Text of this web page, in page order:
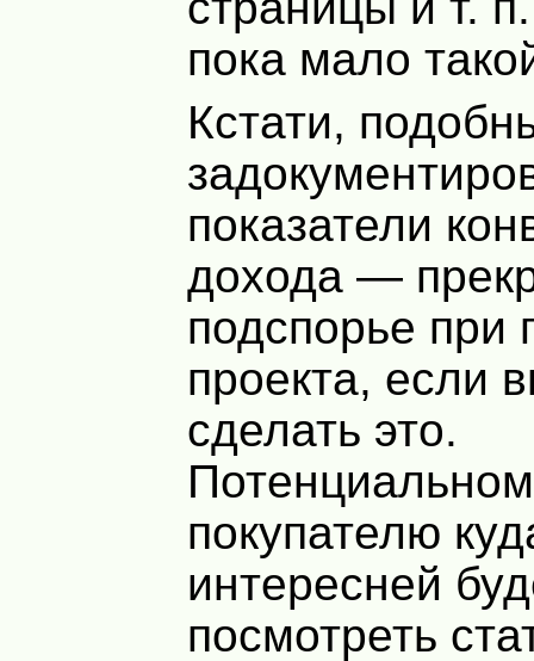
пока мало
Кстати,
показатели
дохода —
подспорье при
проекта, если
сделать это.
покупателю
интересней
посмотреть